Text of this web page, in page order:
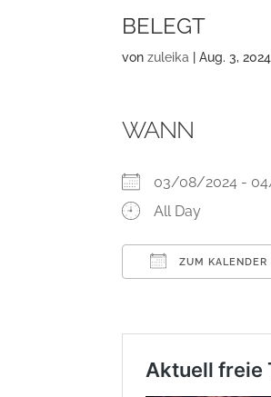
BELEGT
vonzuleika |Aug. 3, 2024
WANN
03/08/2024 -
All Day
ZUM KALENDER